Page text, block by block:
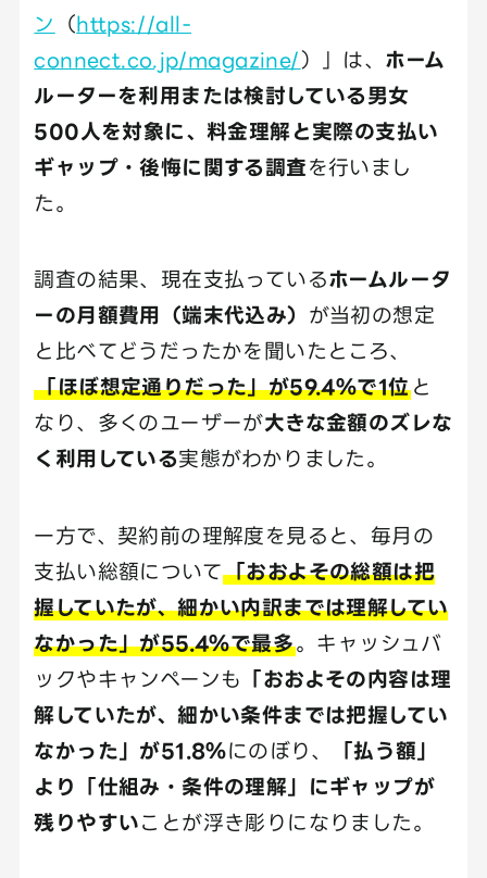
ン
（https://all-
connect.co.jp/magazine/）」は、 ホーム
ルーターを利用または検討している男女
500人を対象に、料金理解と実際の支払い
ギャップ・後悔に関する調査を行いまし
た。
調査の結果、現在支払っているホームルータ
ーの月額費用（端末代込み） が当初の想定
と比べてどうだったかを聞いたところ、
「ほぼ想定通りだった」が59.4％で1位 と
なり、多くのユーザーが大きな金額のズレな
く利用している実態がわかりました。
一方で、契約前の理解度を見ると、毎月の
支払い総額について「おおよその総額は把
握していたが、細かい内訳までは理解してい
なかった」が55.4％で最多。キャッシュバ
ックやキャンペーンも
「おおよその内容は理
解していたが、細かい条件までは把握してい
なかった」が51.8％にのぼり、
「払う額」
より「仕組み・条件の理解」にギャップが
残りやすいことが浮き彫りになりました。